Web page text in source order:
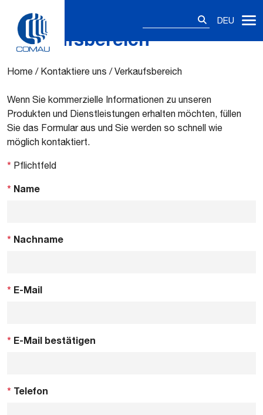
DEU
Verkaufsbereich
Home / Kontaktiere uns /Verkaufsbereich
Wenn Sie kommerzielle Informationen zu unseren
Produkten und Dienstleistungen erhalten möchten, füllen
Sie das Formular aus und Sie werden so schnell wie
möglich kontaktiert.
* Pflichtfeld
* Name
* Nachname
* E-Mail
* E-Mail bestätigen
* Telefon